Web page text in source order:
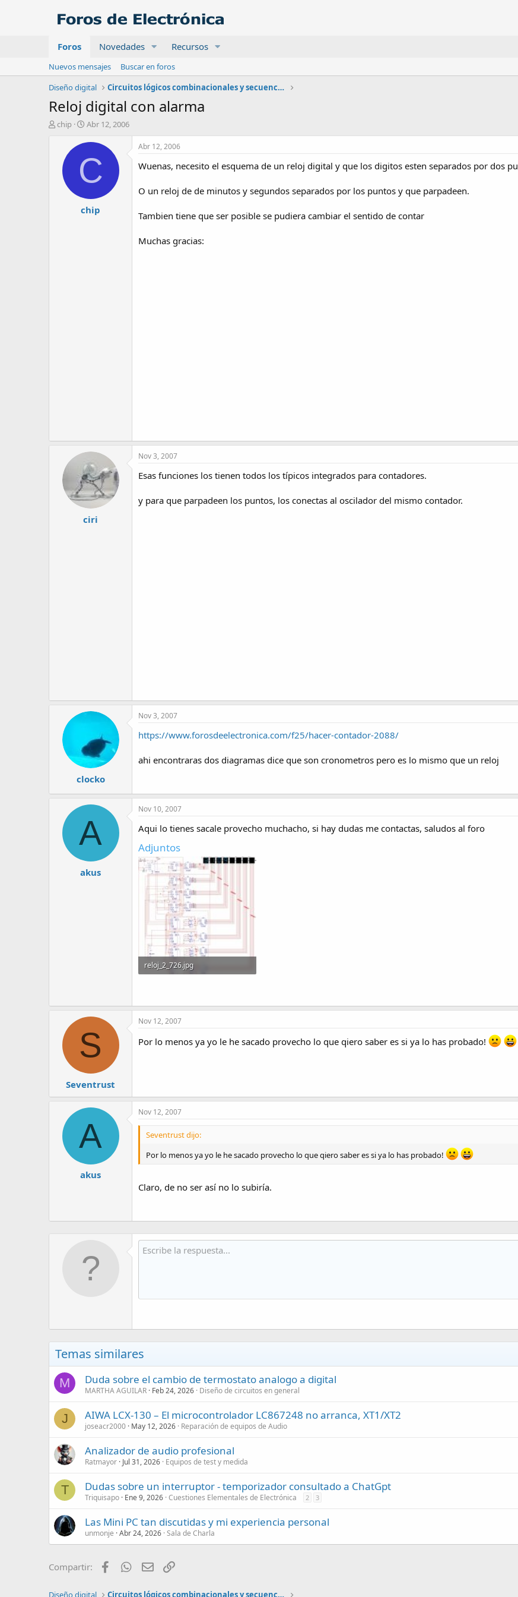
Foros Novedades Recursos
Nuevos mensajes
Buscar en foros
Diseño digital
Circuitos lógicos combinacionales y secuenciales
Reloj digital con alarma
A
chip
F
c
h
a
d
i
n
Abr 12, 2006
C
chip
Abr 12, 2006
Wuenas, necesito el esquema de un reloj digital y que los digitos esten separados por dos
O un reloj de de minutos y segundos separados por los puntos y que parpadeen.
Tambien tiene que ser posible se pudiera cambiar el sentido de contar
Muchas gracias:
ciri
Nov 3, 2007
Esas funciones los tienen todos los típicos integrados para contadores.
y para que parpadeen los puntos, los conectas al oscilador del mismo contador.
clocko
Nov 3, 2007
https://www.forosdeelectronica.com/f25/hacer-contador-2088/
ahi encontraras dos diagramas dice que son cronometros pero es lo mismo que un reloj
A
akus
Nov 10, 2007
Aqui lo tienes sacale provecho muchacho, si hay dudas me contactas, saludos al foro
Adjuntos
reloj_2_726.jpg
S
Seventrust
Nov 12, 2007
Por lo menos ya yo le he sacado provecho lo que qiero saber es si ya lo has probado!
A
akus
Nov 12, 2007
Seventrust dijo:
Por lo menos ya yo le he sacado provecho lo que qiero saber es si ya lo has probado!
Claro, de no ser así no lo subiría.
Temas similares
M Duda sobre el cambio de termostato analogo a digital
MARTHA AGUILAR Feb 24, 2026 Diseño de circuitos en general
J AIWA LCX-130 – El microcontrolador LC867248 no arranca, XT1/XT2
joseacr2000 May 12, 2026 Reparación de equipos de Audio
Analizador de audio profesional
Ratmayor Jul 31, 2026 Equipos de test y medida
T Dudas sobre un interruptor - temporizador consultado a ChatGpt
Triquisapo Ene 9, 2026 Cuestiones Elementales de Electrónica 2 3
Las Mini PC tan discutidas y mi experiencia personal
unmonje Abr 24, 2026 Sala de Charla
Compartir: FacebookWhatsApp
Email
Diseño digital Circuitos lógicos combinacionales y secuenciales